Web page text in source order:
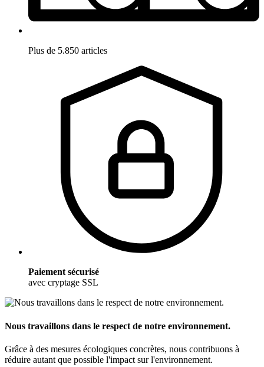
Plus de 5.850 articles
Paiement sécurisé
avec cryptage SSL
Nous travaillons dans le respect de notre environnement.
Grâce à des mesures écologiques concrètes, nous contribuons à
réduire autant que possible l'impact sur l'environnement.